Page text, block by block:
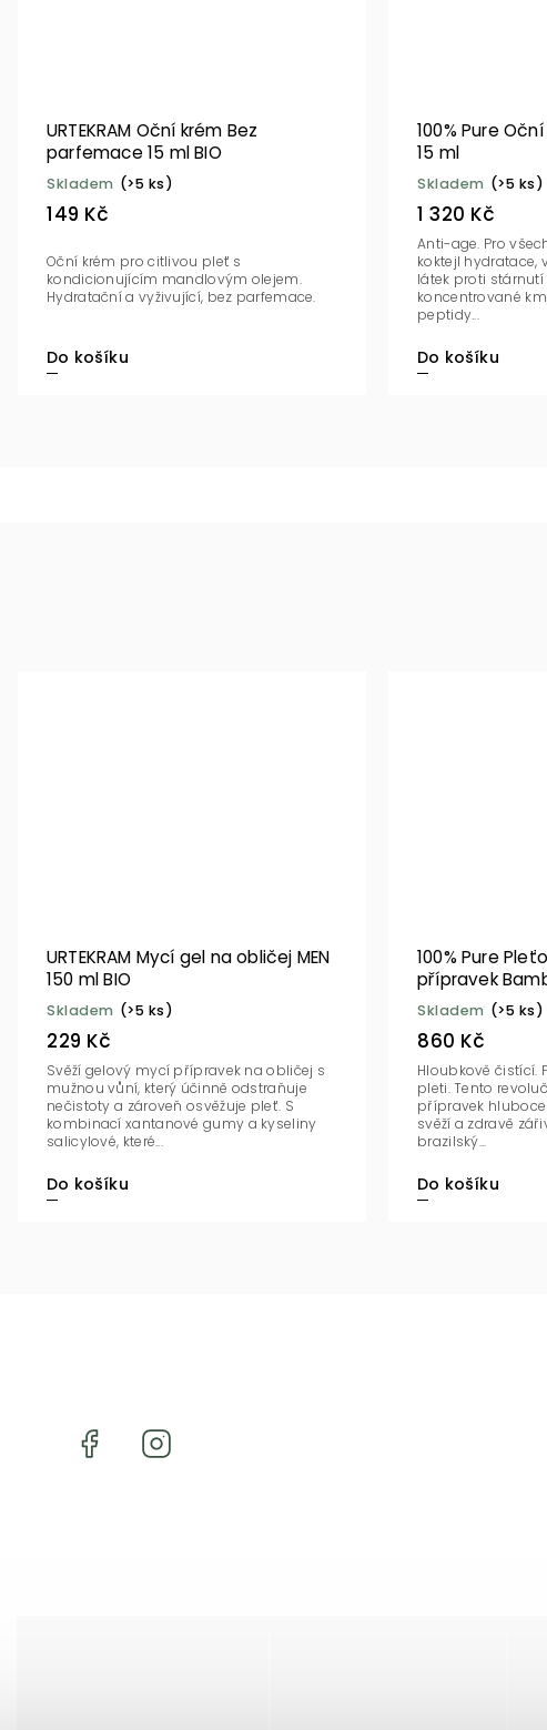
URTEKRAM Oční krém Bez
parfemace 15 ml BIO
Skladem (>5 ks)
149 Kč
Do košíku
Oční krém pro citlivou pleť s
kondicionujícím mandlovým olejem.
Hydratační a vyživující, bez parfemace.
100% Pure
15 ml
Skladem (>5 ks)
1 320 Kč
Do košíku
Anti-age. Pro
koktejl hydratace,
látek proti
koncentrované
peptidy...
URTEKRAM Mycí gel na obličej MEN
150 ml BIO
Skladem (>5 ks)
229 Kč
Do košíku
Svěží gelový mycí přípravek na obličej s
mužnou vůní, který účinně odstraňuje
nečistoty a zároveň osvěžuje pleť. S
kombinací xantanové gumy a kyseliny
salicylové, které...
100% Pure
přípravek
ml
Skladem (>5 ks)
860 Kč
Do košíku
Hloubkově čistící.
pleti. Tento
přípravek
svěží a zdravě
brazilský...